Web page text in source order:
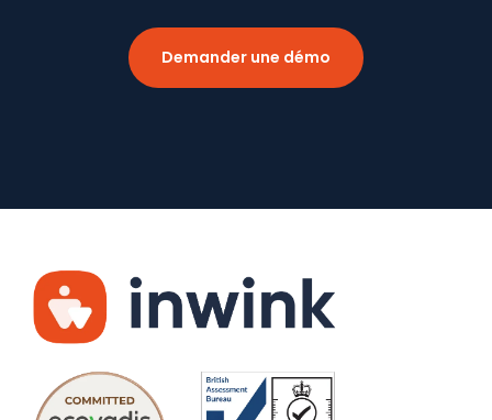
Demander une démo